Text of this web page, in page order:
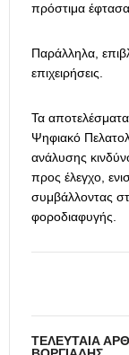
πρόστιμα
Παράλληλα,
επιχειρήσεις.
Τα
Ψηφιακό
ανάλυσης
προς έλεγχο,
συμβάλλοντας
φοροδιαφυγής.
ΤΕΛΕΥΤΑΊΑ